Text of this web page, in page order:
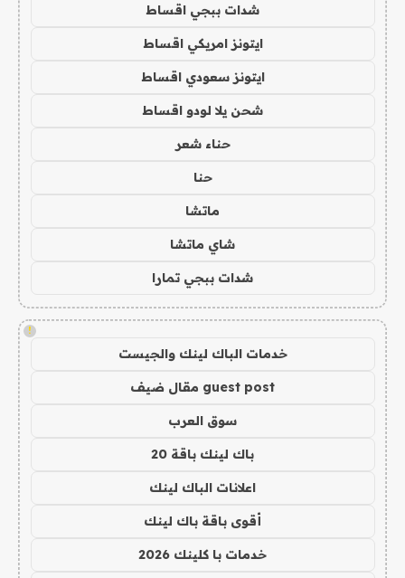
شدات ببجي اقساط
ايتونز امريكي اقساط
ايتونز سعودي اقساط
شحن يلا لودو اقساط
حناء شعر
حنا
ماتشا
شاي ماتشا
شدات ببجي تمارا
!
خدمات الباك لينك والجيست
guest post مقال ضيف
سوق العرب
باك لينك باقة 20
اعلانات الباك لينك
أقوى باقة باك لينك
خدمات با كلينك 2026